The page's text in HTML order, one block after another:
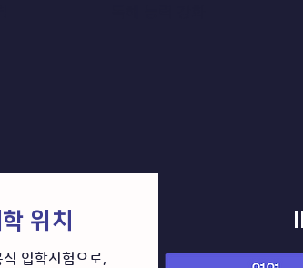
위치
입학시험으로,